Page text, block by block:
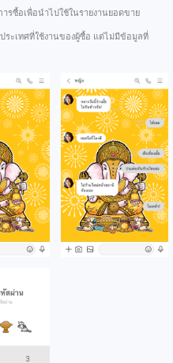
ารซื้อเพื่อนำไปใช้ในรายงานยอดขาย
ระเทศที่ใช้งานของผู้ซื้อ แต่ไม่มีข้อมูลที่